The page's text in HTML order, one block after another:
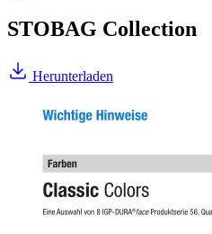
STOBAG Collection
Herunterladen